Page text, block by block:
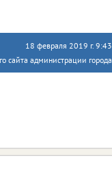
18 февраля 2019 г. 9:43
сайта администрации города